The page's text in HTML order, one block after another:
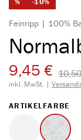
Feinripp | 100%
9,45 €
inkl. MwSt. |
ARTIKELFARBE
weiss Druck